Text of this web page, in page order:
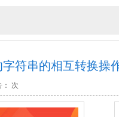
符串的相互转换操
次